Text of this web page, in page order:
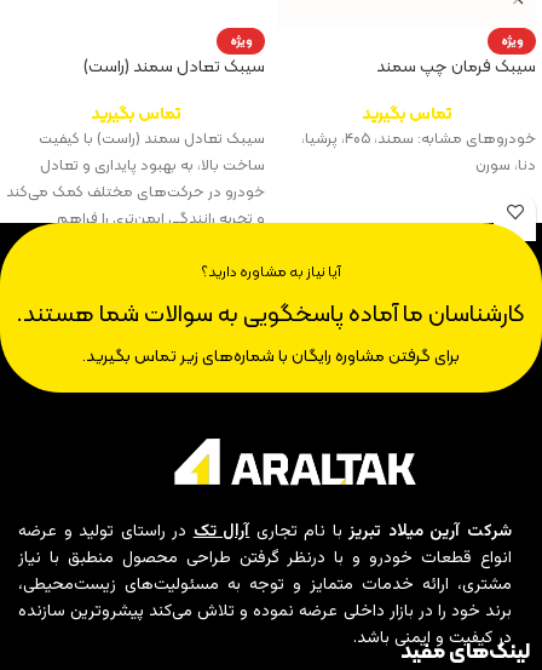
ویژه
سیبک فرمان چپ سمند
تماس بگیرید
خودروهای مشابه: سمند، ۴۰۵، پرشیا،
دنا، سورن
ویژه
سیبک تعادل سمند (راست)
تماس بگیرید
سیبک تعادل سمند (راست) با کیفیت
ساخت بالا، به بهبود پایداری و تعادل
خودرو در حرکت‌های مختلف کمک می‌کند
و تجربه رانندگی ایمن‌تری را فراهم
آیا نیاز به مشاوره دارید؟
کارشناسان ما آماده پاسخگویی به سوالات شما هستند.
برای گرفتن مشاوره رایگان با شماره‌های زیر تماس بگیرید.
شرکت آرین میلاد تبریزبا نام تجاریآرال تکدر راستای تولید و عرضه
انواع قطعات خودرو و با درنظر گرفتن طراحی محصول منطبق با نیاز
مشتری، ارائه خدمات متمایز و توجه به مسئولیت‌های زیست‌محیطی،
برند خود را در بازار داخلی عرضه نموده و تلاش می‌کند پیشروترین سازنده
در کیفیت و ایمنی باشد.
لینک‌های مفید